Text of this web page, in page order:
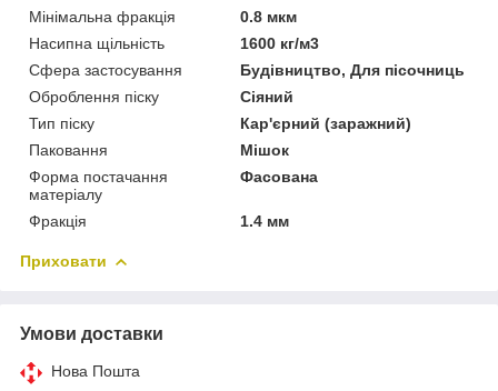
Мінімальна фракція
0.8 мкм
Насипна щільність
1600 кг/м3
Сфера застосування
Будівництво, Для пісочниць
Оброблення піску
Сіяний
Тип піску
Кар'єрний (заражний)
Паковання
Мішок
Форма постачання
матеріалу
Фасована
Фракція 1.4 мм
Приховати
Умови доставки
Нова Пошта